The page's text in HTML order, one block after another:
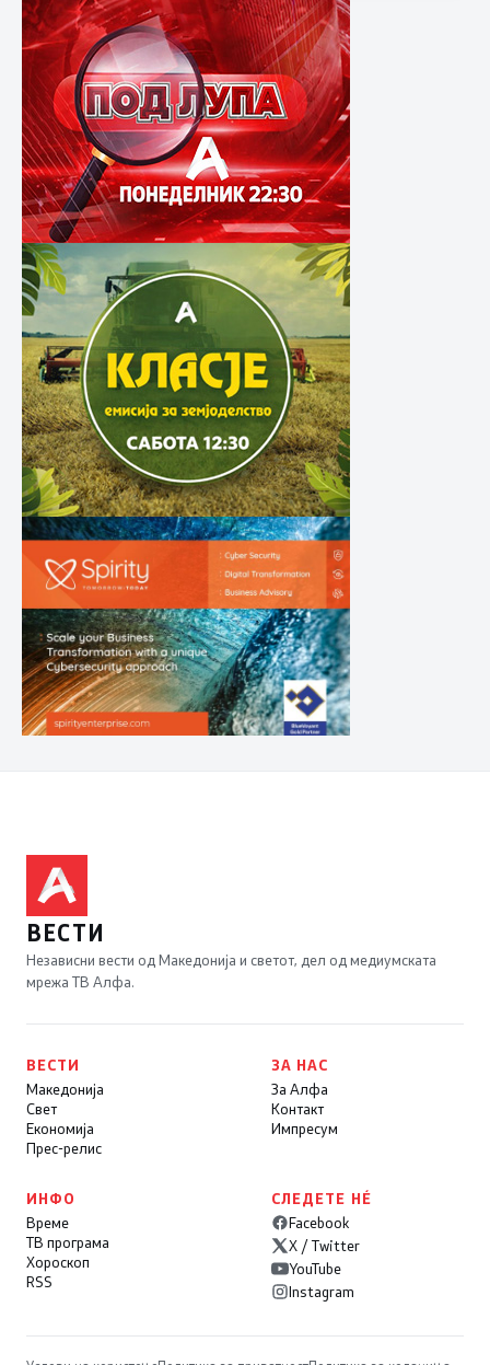
ВЕСТИ
Независни вести од Македонија и светот, дел од медиумската
мрежа ТВ Алфа.
ВЕСТИ
Македонија
Свет
Економија
Прес-релис
ЗА НАС
За Алфа
Контакт
Импресум
ИНФО
Време
ТВ програма
Хороскоп
RSS
СЛЕДЕТЕ НÉ
Facebook
X / Twitter
YouTube
Instagram